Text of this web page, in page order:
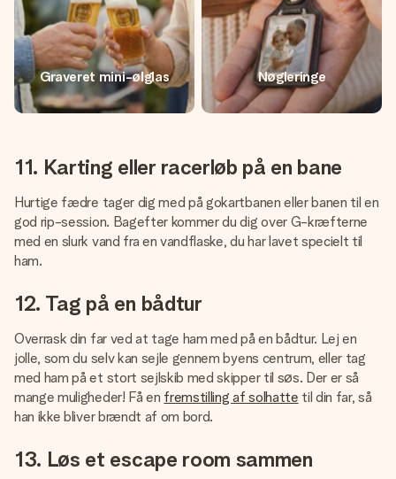
Graveret mini-ølglas Nøgleringe
11. Karting eller racerløb på en bane
Hurtige fædre tager dig med på gokartbanen eller banen til en
god rip-session. Bagefter kommer du dig over G-kræfterne
med en slurk vand fra en vandflaske, du har lavet specielt til
ham.
12. Tag på en bådtur
Overrask din far ved at tage ham med på en bådtur. Lej en
jolle, som du selv kan sejle gennem byens centrum, eller tag
med ham på et stort sejlskib med skipper til søs. Der er så
mange muligheder! Få en fremstilling af solhatte til din far, så
han ikke bliver brændt af om bord.
13. Løs et escape room sammen